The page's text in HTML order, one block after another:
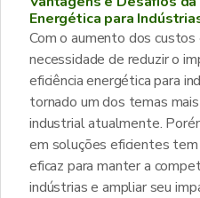
Energética para
Com o aumento dos
necessidade de reduzir o
eficiência energética para
tornado um dos temas
industrial atualmente.
em soluções eficientes
eficaz para manter a
indústrias e ampliar seu